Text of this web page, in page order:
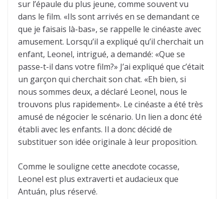
sur l’épaule du plus jeune, comme souvent vu
dans le film. «Ils sont arrivés en se demandant ce
que je faisais là-bas», se rappelle le cinéaste avec
amusement. Lorsqu’il a expliqué qu’il cherchait un
enfant, Leonel, intrigué, a demandé: «Que se
passe-t-il dans votre film?» J’ai expliqué que c’était
un garçon qui cherchait son chat. «Eh bien, si
nous sommes deux, a déclaré Leonel, nous le
trouvons plus rapidement». Le cinéaste a été très
amusé de négocier le scénario. Un lien a donc été
établi avec les enfants. Il a donc décidé de
substituer son idée originale à leur proposition.
Comme le souligne cette anecdote cocasse,
Leonel est plus extraverti et audacieux que
Antuán, plus réservé.